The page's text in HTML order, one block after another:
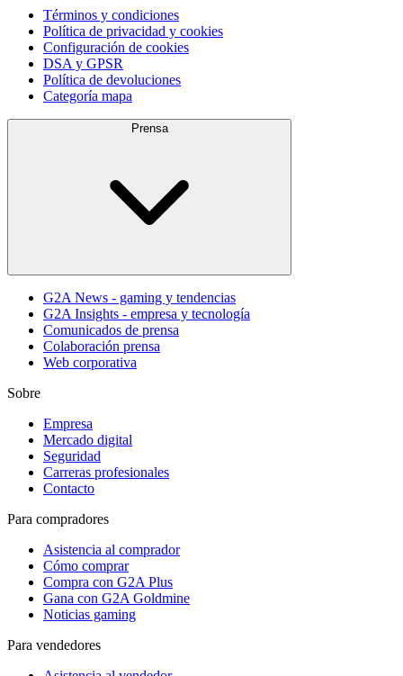
Términos y condiciones
Política de privacidad y cookies
Configuración de cookies
DSA y GPSR
Política de devoluciones
Categoría mapa
Prensa
G2A News - gaming y tendencias
G2A Insights - empresa y tecnología
Comunicados de prensa
Colaboración prensa
Web corporativa
Sobre
Empresa
Mercado digital
Seguridad
Carreras profesionales
Contacto
Para compradores
Asistencia al comprador
Cómo comprar
Compra con G2A Plus
Gana con G2A Goldmine
Noticias gaming
Para vendedores